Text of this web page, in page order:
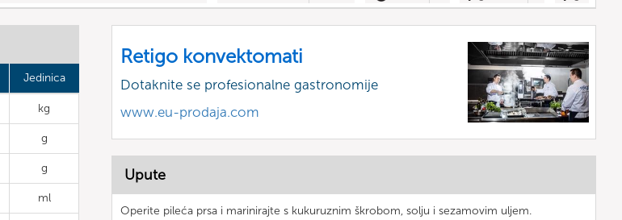
Jedinica
kg
g
g
ml
Retigo konvektomati
Dotaknite se profesionalne gastronomije
www.eu-prodaja.com
Upute
Operite pileća prsa i marinirajte s kukuruznim škrobom, solju i sezamovim uljem.